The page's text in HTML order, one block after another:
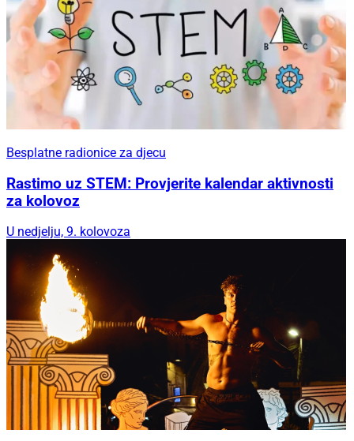
Ove subote u Primoštenu
Iščekivanju je došao kraj: Sunset Party uz svjetski
poznatog DJ Davida Moralesa na Vidikovcu
Gospe od Loreta
Besplatne radionice za djecu
Besplatne radionice za djecu
Rastimo uz STEM: Provjerite kalendar aktivnosti
za kolovoz
U nedjelju, 9. kolovoza